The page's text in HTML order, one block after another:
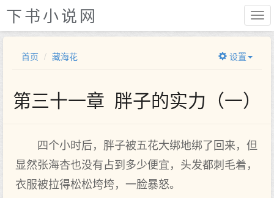
下书小说网
首页 藏海花 设置
第三十一章 胖子的实力（一）
四个小时后，胖子被五花大绑地绑了回来，但
显然张海杏也没有占到多少便宜，头发都刺毛着，
衣服被拉得松松垮垮，一脸暴怒。